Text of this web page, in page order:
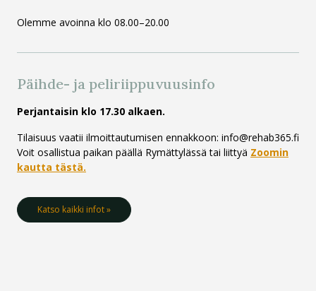
Olemme avoinna klo 08.00–20.00
Päihde- ja peli­riippuvuus­info
Perjantaisin klo 17.30 alkaen.
Tilaisuus vaatii ilmoittautumisen ennakkoon: info@rehab365.fi
Voit osallistua paikan päällä Rymättylässä tai liittyä Zoomin
kautta tästä.
Katso kaikki infot »